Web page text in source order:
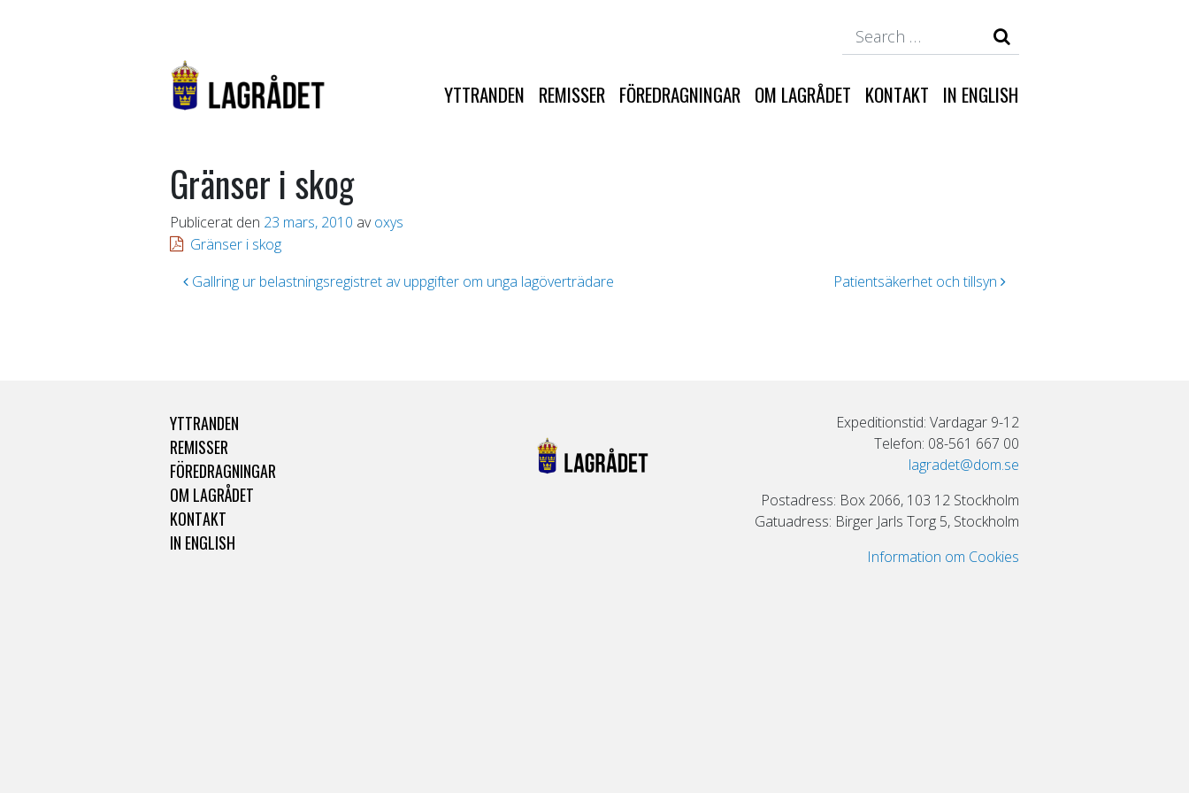
YTTRANDEN REMISSER FÖREDRAGNINGAR OM LAGRÅDET KONTAKT IN ENGLISH
Gränser i skog
Publicerat den 23 mars, 2010 av oxys
Gränser i skog
Inläggsnavigering
Gallring ur belastningsregistret av uppgifter om unga lagöverträdare Patientsäkerhet och tillsyn
YTTRANDEN
REMISSER
FÖREDRAGNINGAR
OM LAGRÅDET
KONTAKT
IN ENGLISH
Expeditionstid: Vardagar 9-12
Telefon: 08-561 667 00
lagradet@dom.se
Postadress: Box 2066, 103 12 Stockholm
Gatuadress: Birger Jarls Torg 5, Stockholm
Information om Cookies